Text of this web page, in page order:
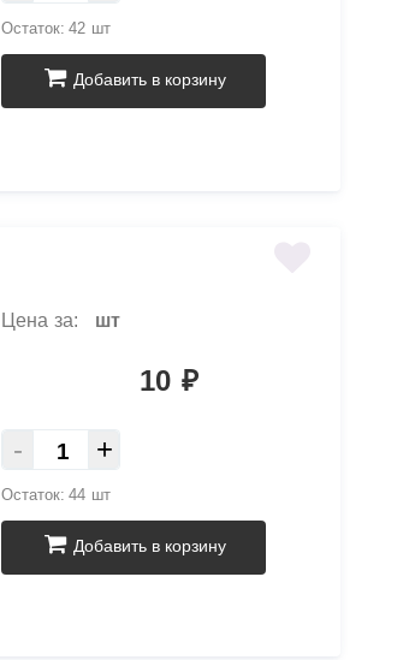
Остаток: 42 шт
Добавить в корзину
Цена за: шт
10 ₽
- +
Остаток: 44 шт
Добавить в корзину